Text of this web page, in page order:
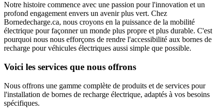
Notre histoire commence avec une passion pour l'innovation et un
profond engagement envers un avenir plus vert. Chez
Bornedecharge.ca, nous croyons en la puissance de la mobilité
électrique pour façonner un monde plus propre et plus durable. C'est
pourquoi nous nous efforçons de rendre l'accessibilité aux bornes de
recharge pour véhicules électriques aussi simple que possible.
Voici les services que nous offrons
Nous offrons une gamme complète de produits et de services pour
l'installation de bornes de recharge électrique, adaptés à vos besoins
spécifiques.